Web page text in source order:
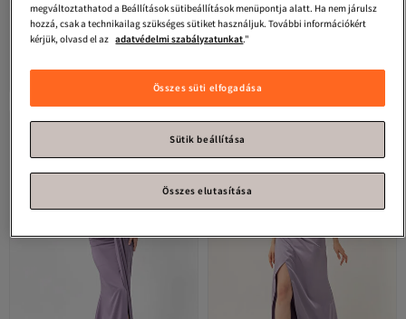
Lafaba
Női levendula vállú szatén
estélyi és ballagási ruha
Ingyenes szállítás
Lafaba
Női lila kötőzsinóros,
derékpántos szatén hosszú estélyi
Ingyenes szállítás
24 533
megváltoztathatod a Beállítások sütibeállítások menüpontja alatt. Ha nem járulsz
hozzá, csak a technikailag szükséges sütiket használjuk. További információkért
kérjük, olvasd el az adatvédelmi szabályzatunkat."
Összes süti elfogadása
Sütik beállítása
Összes elutasítása